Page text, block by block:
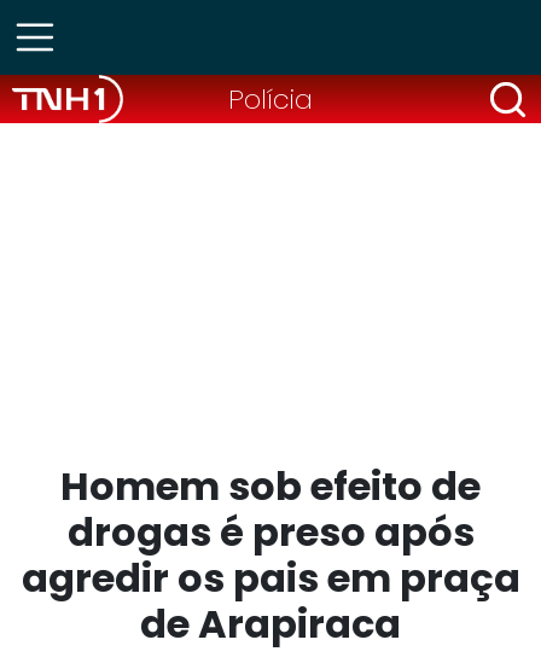
Polícia
Homem sob efeito de
drogas é preso após
agredir os pais em praça
de Arapiraca